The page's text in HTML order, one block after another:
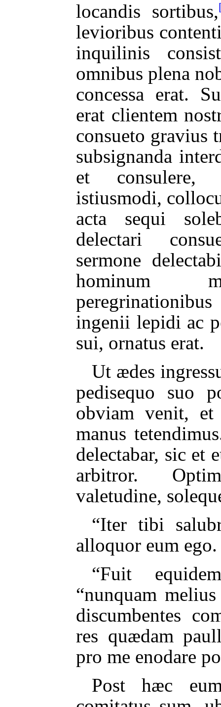
locandis sortibus,
levioribus
inquilinis
omnibus plena
concessa erat.
erat clientem
consueto gravius
subsignanda
et consulere,
istiusmodi,
acta sequi
delectari
sermone
hominum
ingenii lepidi ac
sui, ornatus erat.
Ut ædes
pedisequo suo
obviam venit,
manus
delectabar, sic et
arbitror.
valetudine,
“Iter tibi
alloquor eum ego.
“Fuit
“nunquam
discumbentes
res quædam
pro me enodare
Post hæc